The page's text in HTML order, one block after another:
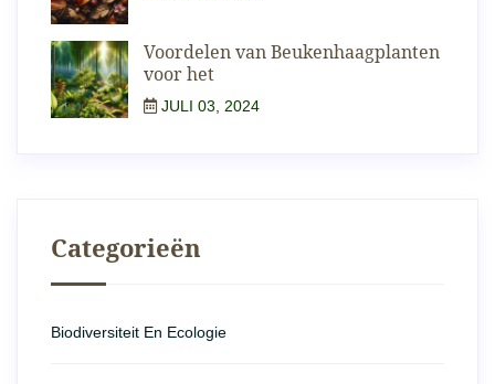
Voordelen van Beukenhaagplanten
voor het
JULI 03, 2024
Categorieën
Biodiversiteit En Ecologie